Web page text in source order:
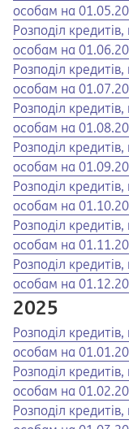
особам на
Opens in a new tab
Opens a pdf
Розподіл
особам на
Opens in a new tab
Opens a pdf
Розподіл
особам на
Opens in a new tab
Opens a pdf
Розподіл
особам на
Opens in a new tab
Opens a pdf
Розподіл
особам на
Opens in a new tab
Opens a pdf
Розподіл
особам на
Opens in a new tab
Opens a pdf
Розподіл
особам на
Opens in a new tab
Opens a pdf
Розподіл
особам на
2025
Opens in a new tab
Opens a pdf
Розподіл
особам на
Opens in a new tab
Opens a pdf
Розподіл
особам на
Opens in a new tab
Opens a pdf
Розподіл